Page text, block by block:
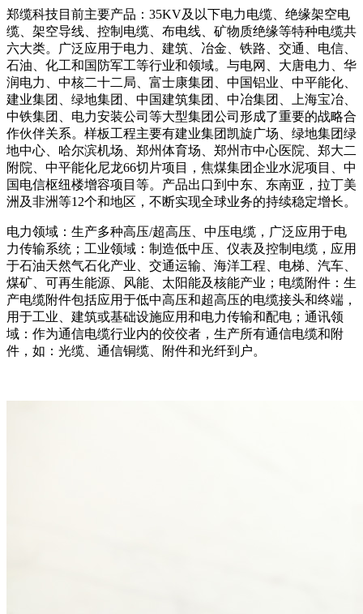
郑缆科技目前主要产品：35KV及以下电力电缆、绝缘架空电
缆、架空导线、控制电缆、布电线、矿物质绝缘等特种电缆共
六大类。广泛应用于电力、建筑、冶金、铁路、交通、电信、
石油、化工和国防军工等行业和领域。与电网、大唐电力、华
润电力、中核二十二局、富士康集团、中国铝业、中平能化、
建业集团、绿地集团、中国建筑集团、中冶集团、上海宝冶、
中铁集团、电力安装公司等大型集团公司形成了重要的战略合
作伙伴关系。样板工程主要有建业集团凯旋广场、绿地集团绿
地中心、哈尔滨机场、郑州体育场、郑州市中心医院、郑大二
附院、中平能化尼龙66切片项目，焦煤集团企业水泥项目、中
国电信枢纽楼增容项目等。产品出口到中东、东南亚，拉丁美
洲及非洲等12个和地区，不断实现全球业务的持续稳定增长。
电力领域：生产多种高压/超高压、中压电缆，广泛应用于电
力传输系统；工业领域：制造低中压、仪表及控制电缆，应用
于石油天然气石化产业、交通运输、海洋工程、电梯、汽车、
煤矿、可再生能源、风能、太阳能及核能产业；电缆附件：生
产电缆附件包括应用于低中高压和超高压的电缆接头和终端，
用于工业、建筑或基础设施应用和电力传输和配电；通讯领
域：作为通信电缆行业内的佼佼者，生产所有通信电缆和附
件，如：光缆、通信铜缆、附件和光纤到户。